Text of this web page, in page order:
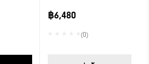
฿6,480
(0)